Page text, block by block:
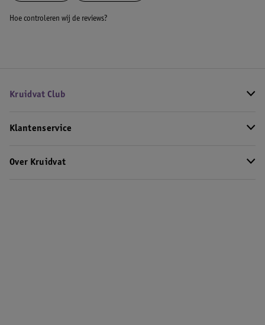
Hoe controleren wij de reviews?
Kruidvat Club
Klantenservice
Over Kruidvat